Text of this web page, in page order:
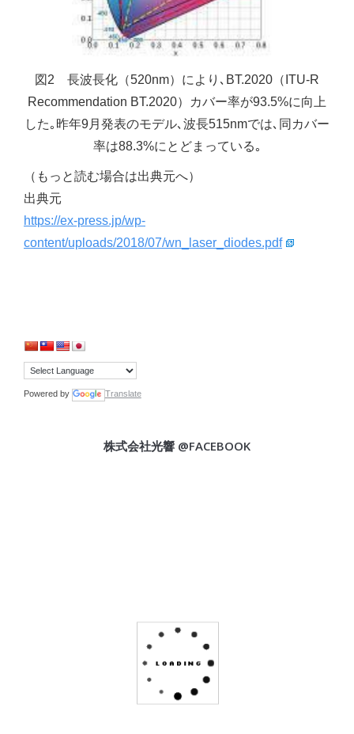
図2 長波長化（520nm）により､BT.2020（ITU-R
Recommendation BT.2020）カバー率が93.5%に向上
した｡昨年9月発表のモデル､波長515nmでは､同カバー
率は88.3%にとどまっている｡
（もっと読む場合は出典元へ）
出典元
https://ex-press.jp/wp-
content/uploads/2018/07/wn_laser_diodes.pdf
Powered by Translate
株式会社光響 @FACEBOOK